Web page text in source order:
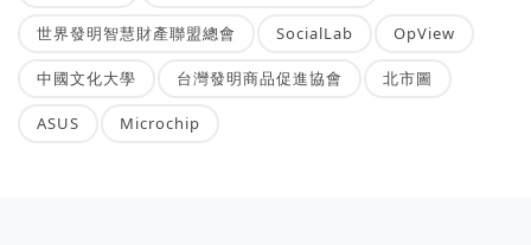
世界發明智慧財產聯盟總會 SocialLab OpView
中國文化大學 台灣發明商品促進協會 北市圖
ASUS Microchip